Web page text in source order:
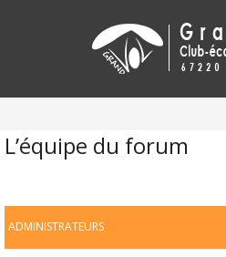
L’équipe du forum
ADMINISTRATEURS